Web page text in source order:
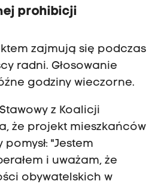
prohibicji
zajmują się podczas
radni. Głosowanie
godziny wieczorne.
z Koalicji
że projekt mieszkańców
"Jestem
i uważam, że
obywatelskich w